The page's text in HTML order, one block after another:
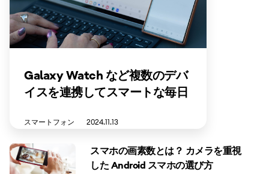
Galaxy Watch など複数のデバ
イスを連携してスマートな毎日
スマートフォン 2024.11.13
スマホの画素数とは？ カメラを重視
した Android スマホの選び方